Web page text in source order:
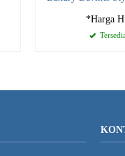
*Harga